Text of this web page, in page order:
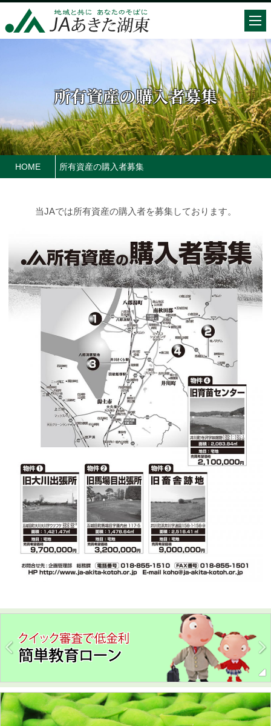
所有資産の購入者募集
HOME 所有資産の購入者募集
当JAでは所有資産の購入者を募集しております。